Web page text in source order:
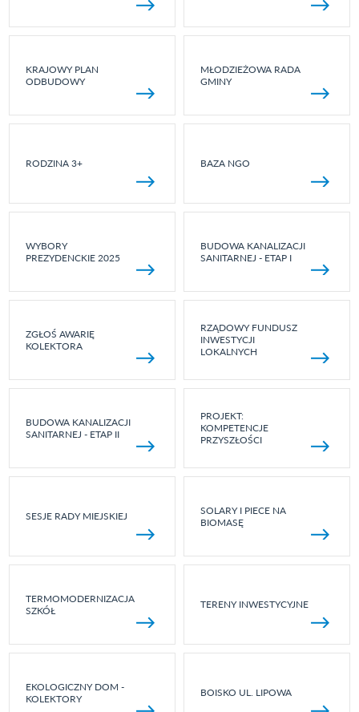
KRAJOWY PLAN
ODBUDOWY
MŁODZIEŻOWA RADA
GMINY
RODZINA 3+ BAZA NGO
WYBORY
PREZYDENCKIE 2025
BUDOWA KANALIZACJI
SANITARNEJ - ETAP I
ZGŁOŚ AWARIĘ
KOLEKTORA
RZĄDOWY FUNDUSZ
INWESTYCJI
LOKALNYCH
BUDOWA KANALIZACJI
SANITARNEJ - ETAP II
PROJEKT:
KOMPETENCJE
PRZYSZŁOŚCI
SESJE RADY MIEJSKIEJ
SOLARY I PIECE NA
BIOMASĘ
TERMOMODERNIZACJA
SZKÓŁ
TERENY INWESTYCYJNE
EKOLOGICZNY DOM -
KOLEKTORY
BOISKO UL. LIPOWA